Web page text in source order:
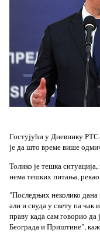
Гостујући у Дневнику
је да што време више
Толико је тешка
нема тешких питања,
"Последњих неколико
али и свуда у свету па чак
праву када сам говорио да
Београда и Приштине",